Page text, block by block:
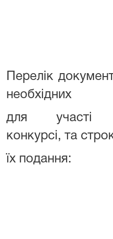
Перелік
необхідних
для участі
конкурсі, та
їх подання: